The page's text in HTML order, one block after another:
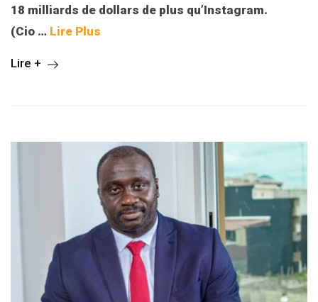
18 milliards de dollars de plus qu’Instagram.
(Cio … Lire Plus
Lire +